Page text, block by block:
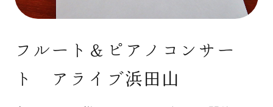
フルート＆ピアノコンサー
ト アライブ浜田山